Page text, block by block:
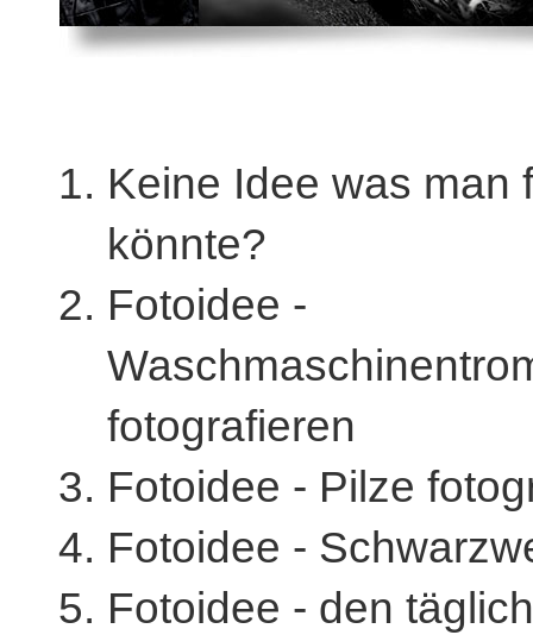
Keine Idee was man
könnte?
Fotoidee -
fotografieren
Fotoidee - Pilze
Fotoidee -
Fotoidee - den